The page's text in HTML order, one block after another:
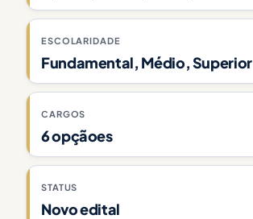
ESCOLARIDADE
Fundamental, Médio, Superior
CARGOS
6 opçãoes
STATUS
Novo edital